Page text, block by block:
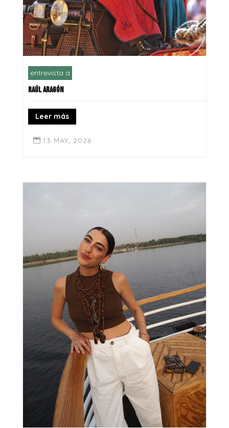
entrevista a
RAÚL ARAGÓN
Leer más
 13 MAY, 2026